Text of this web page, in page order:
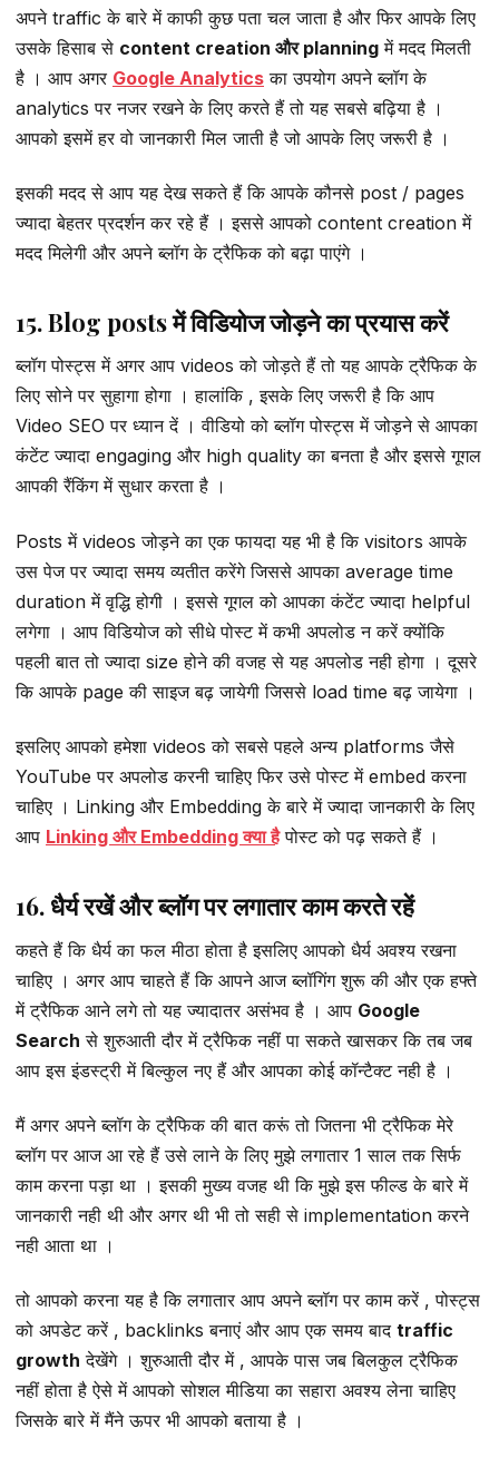
अपने traffic के बारे में काफी कुछ पता चल जाता है और फिर आपके लिए
उसके हिसाब से content creation और planning में मदद मिलती
है । आप अगर Google Analytics का उपयोग अपने ब्लॉग के
analytics पर नजर रखने के लिए करते हैं तो यह सबसे बढ़िया है ।
आपको इसमें हर वो जानकारी मिल जाती है जो आपके लिए जरूरी है ।
इसकी मदद से आप यह देख सकते हैं कि आपके कौनसे post / pages
ज्यादा बेहतर प्रदर्शन कर रहे हैं । इससे आपको content creation में
मदद मिलेगी और अपने ब्लॉग के ट्रैफिक को बढ़ा पाएंगे ।
15. Blog posts में विडियोज जोड़ने का प्रयास करें
ब्लॉग पोस्ट्स में अगर आप videos को जोड़ते हैं तो यह आपके ट्रैफिक के
लिए सोने पर सुहागा होगा । हालांकि , इसके लिए जरूरी है कि आप
Video SEO पर ध्यान दें । वीडियो को ब्लॉग पोस्ट्स में जोड़ने से आपका
कंटेंट ज्यादा engaging और high quality का बनता है और इससे गूगल
आपकी रैंकिंग में सुधार करता है ।
Posts में videos जोड़ने का एक फायदा यह भी है कि visitors आपके
उस पेज पर ज्यादा समय व्यतीत करेंगे जिससे आपका average time
duration में वृद्धि होगी । इससे गूगल को आपका कंटेंट ज्यादा helpful
लगेगा । आप विडियोज को सीधे पोस्ट में कभी अपलोड न करें क्योंकि
पहली बात तो ज्यादा size होने की वजह से यह अपलोड नही होगा । दूसरे
कि आपके page की साइज बढ़ जायेगी जिससे load time बढ़ जायेगा ।
इसलिए आपको हमेशा videos को सबसे पहले अन्य platforms जैसे
YouTube पर अपलोड करनी चाहिए फिर उसे पोस्ट में embed करना
चाहिए । Linking और Embedding के बारे में ज्यादा जानकारी के लिए
आप Linking और Embedding क्या हैपोस्ट को पढ़ सकते हैं ।
16. धैर्य रखें और ब्लॉग पर लगातार काम करते रहें
कहते हैं कि धैर्य का फल मीठा होता है इसलिए आपको धैर्य अवश्य रखना
चाहिए । अगर आप चाहते हैं कि आपने आज ब्लॉगिंग शुरू की और एक हफ्ते
में ट्रैफिक आने लगे तो यह ज्यादातर असंभव है । आप Google
Search से शुरुआती दौर में ट्रैफिक नहीं पा सकते खासकर कि तब जब
आप इस इंडस्ट्री में बिल्कुल नए हैं और आपका कोई कॉन्टैक्ट नही है ।
मैं अगर अपने ब्लॉग के ट्रैफिक की बात करूं तो जितना भी ट्रैफिक मेरे
ब्लॉग पर आज आ रहे हैं उसे लाने के लिए मुझे लगातार 1 साल तक सिर्फ
काम करना पड़ा था । इसकी मुख्य वजह थी कि मुझे इस फील्ड के बारे में
जानकारी नही थी और अगर थी भी तो सही से implementation करने
नही आता था ।
तो आपको करना यह है कि लगातार आप अपने ब्लॉग पर काम करें , पोस्ट्स
को अपडेट करें , backlinks बनाएं और आप एक समय बाद traffic
growth देखेंगे । शुरुआती दौर में , आपके पास जब बिलकुल ट्रैफिक
नहीं होता है ऐसे में आपको सोशल मीडिया का सहारा अवश्य लेना चाहिए
जिसके बारे में मैंने ऊपर भी आपको बताया है ।